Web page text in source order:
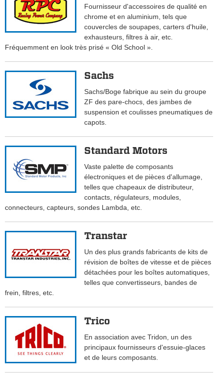
Fournisseur d'accessoires de qualité en
chrome et en aluminium, tels que
couvercles de soupapes, carters d'huile,
exhausteurs, filtres à air, etc.
Fréquemment en look très prisé « Old School ».
Sachs
Sachs/Boge fabrique au sein du groupe
ZF des pare-chocs, des jambes de
suspension et coulisses pneumatiques de
capots.
Standard Motors
Vaste palette de composants
électroniques et de pièces d'allumage,
telles que chapeaux de distributeur,
contacts, régulateurs, modules,
connecteurs, capteurs, sondes Lambda, etc.
Transtar
Un des plus grands fabricants de kits de
révision de boîtes de vitesse et de pièces
détachées pour les boîtes automatiques,
telles que convertisseurs, bandes de
frein, filtres, etc.
Trico
En association avec Tridon, un des
principaux fournisseurs d'essuie-glaces
et de leurs composants.